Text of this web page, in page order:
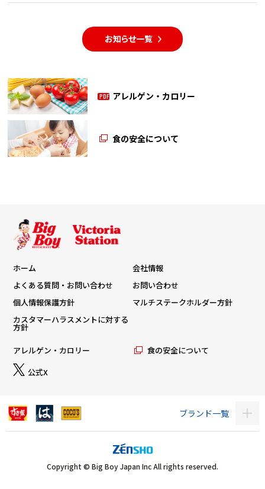
お知らせ一覧
PDF アレルゲン・カロリー
食の安全について
ホーム
会社情報
よくある質問・お問い合わせ
お問い合わせ
個人情報保護方針
マルチステークホルダー方針
カスタマーハラスメントに対する
方針
アレルゲン・カロリー
食の安全について
公式X
ブランド一覧
Copyright © Big Boy Japan Inc All rights reserved.